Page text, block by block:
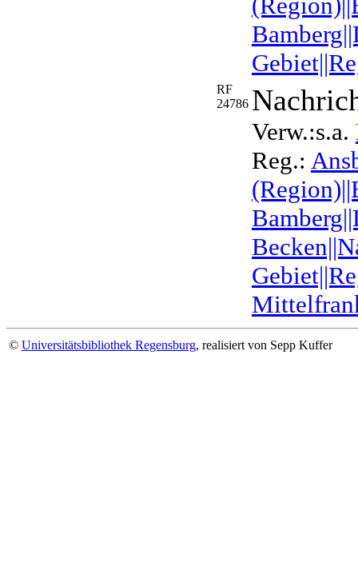
RF
24786
Verw.:s.a.
Reg.:
© Universitätsbibliothek Regensburg, realisiert von Sepp Kuffer